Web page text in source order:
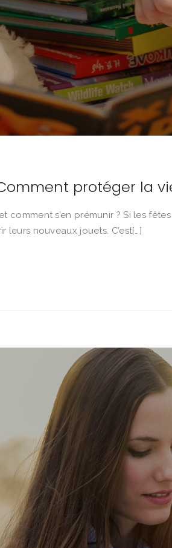
protéger la
comment s’en prémunir ? Si les
nouveaux jouets. C’est[…]